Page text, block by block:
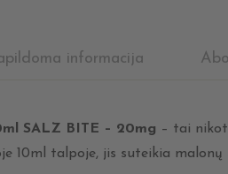
informacija
SALZ BITE – 20mg – tai
10ml talpoje, jis suteikia malonų